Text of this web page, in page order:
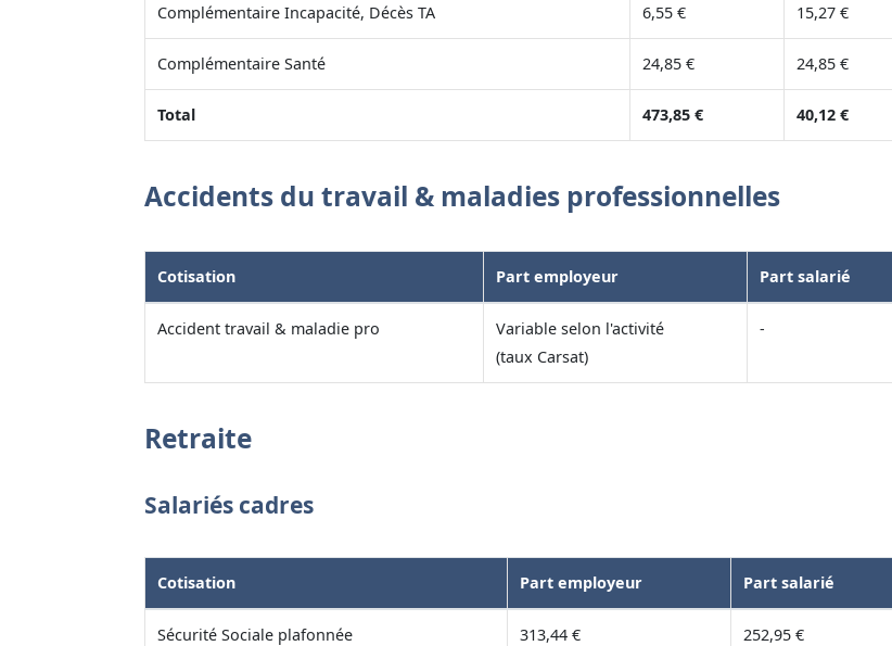
Complémentaire Incapacité, Décès TA 6,55 € 15,27 €
Complémentaire Santé 24,85 € 24,85 €
Total 473,85 € 40,12 €
Accidents du travail & maladies professionnelles
Cotisation Part employeur Part salarié
Accident travail & maladie pro
Variable selon l'activité
(taux Carsat)
-
Retraite
Salariés cadres
Cotisation Part employeur Part salarié
Sécurité Sociale plafonnée 313,44 € 252,95 €